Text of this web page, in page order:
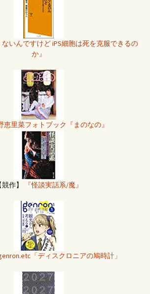
ないんですけど iPS細胞は死を克服できるの
か』
恵里菜フォトブック『まのなの』
【競作】 『怪談実話系/魔』
「ディスクロニアの鳩時計」